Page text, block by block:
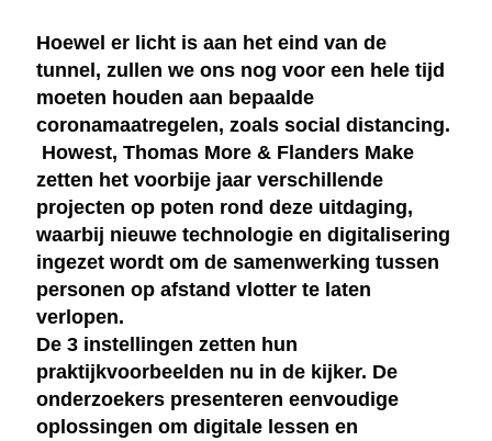
Hoewel er licht is aan het eind van de
tunnel, zullen we ons nog voor een hele tijd
moeten houden aan bepaalde
coronamaatregelen, zoals social distancing.
Howest, Thomas More & Flanders Make
zetten het voorbije jaar verschillende
projecten op poten rond deze uitdaging,
waarbij nieuwe technologie en digitalisering
ingezet wordt om de samenwerking tussen
personen op afstand vlotter te laten
verlopen.
De 3 instellingen zetten hun
praktijkvoorbeelden nu in de kijker. De
onderzoekers presenteren eenvoudige
oplossingen om digitale lessen en